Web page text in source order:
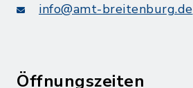
info@amt-breitenburg.de
Öffnungszeiten